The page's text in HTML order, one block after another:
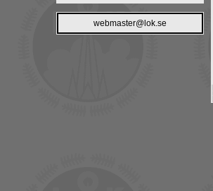
webmaster@lok.se